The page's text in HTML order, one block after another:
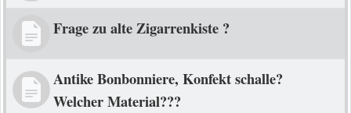
Frage zu alte Zigarrenkiste ?
Antike Bonbonniere, Konfekt schalle?
Welcher Material???